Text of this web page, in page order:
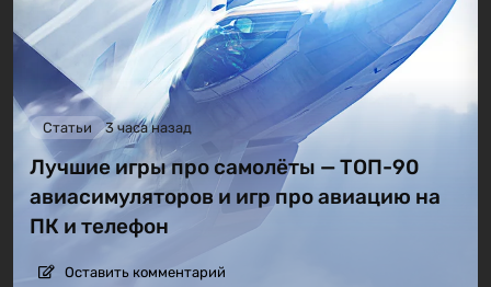
Статьи 3 часа назад
Лучшие игры про самолёты — ТОП-90
авиасимуляторов и игр про авиацию на
ПК и телефон
Оставить комментарий